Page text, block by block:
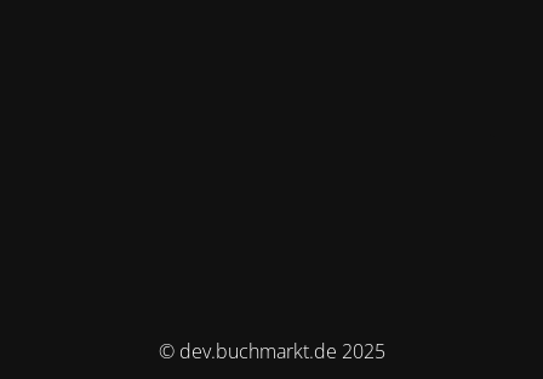
© dev.buchmarkt.de 2025